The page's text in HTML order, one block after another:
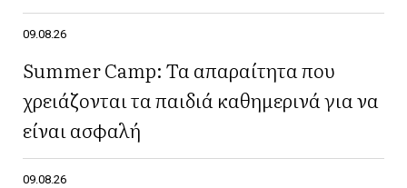
09.08.26
Summer Camp: Τα απαραίτητα που
χρειάζονται τα παιδιά καθημερινά για να
είναι ασφαλή
09.08.26